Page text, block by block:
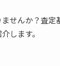
せんか？査
します。